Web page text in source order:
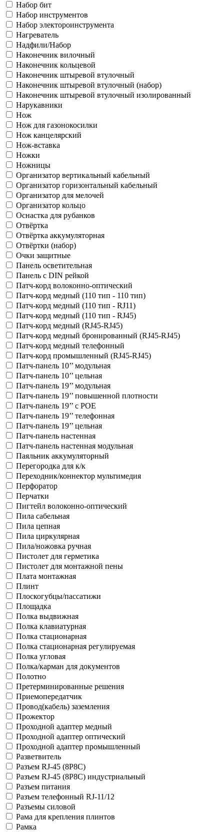
Набор бит
Набор инструментов
Набор электороинструмента
Нагреватель
Надфили/Набор
Наконечник вилочный
Наконечник кольцевой
Наконечник штыревой втулочный
Наконечник штыревой втулочный (набор)
Наконечник штыревой втулочный изолированный
Нарукавники
Нож
Нож для газонокосилки
Нож канцелярский
Нож-вставка
Ножки
Ножницы
Организатор вертикальный кабельный
Организатор горизонтальный кабельный
Организатор для мелочей
Организатор кольцо
Оснастка для рубанков
Отвёртка
Отвёртка аккумуляторная
Отвёртки (набор)
Очки защитные
Панель осветительная
Панель с DIN рейкой
Патч-корд волоконно-оптический
Патч-корд медный (110 тип - 110 тип)
Патч-корд медный (110 тип - RJ11)
Патч-корд медный (110 тип - RJ45)
Патч-корд медный (RJ45-RJ45)
Патч-корд медный бронированный (RJ45-RJ45)
Патч-корд медный телефонный
Патч-корд промышленный (RJ45-RJ45)
Патч-панель 10’’ модульная
Патч-панель 10’’ цельная
Патч-панель 19’’ модульная
Патч-панель 19’’ повышенной плотности
Патч-панель 19’’ с POE
Патч-панель 19’’ телефонная
Патч-панель 19’’ цельная
Патч-панель настенная
Патч-панель настенная модульная
Паяльник аккумуляторный
Перегородка для к/к
Переходник/коннектор мультимедия
Перфоратор
Перчатки
Пигтейл волоконно-оптический
Пила сабельная
Пила цепная
Пила циркулярная
Пила/ножовка ручная
Пистолет для герметика
Пистолет для монтажной пены
Плата монтажная
Плинт
Плоскогубцы/пассатижи
Площадка
Полка выдвижная
Полка клавиатурная
Полка стационарная
Полка стационарная регулируемая
Полка угловая
Полка/карман для документов
Полотно
Претерминированные решения
Приемопередатчик
Провод(кабель) заземления
Прожектор
Проходной адаптер медный
Проходной адаптер оптический
Проходной адаптер промышленный
Разветвитель
Разъем RJ-45 (8P8C)
Разъем RJ-45 (8P8C) индустриальный
Разъем питания
Разъем телефонный RJ-11/12
Разъемы силовой
Рама для крепления плинтов
Рамка